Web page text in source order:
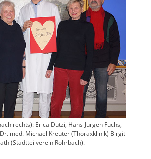
rechts): Erica Dutzi, Hans-Jürgen Fuchs,
med. Michael Kreuter (Thoraxklinik) Birgit
(Stadtteilverein Rohrbach).